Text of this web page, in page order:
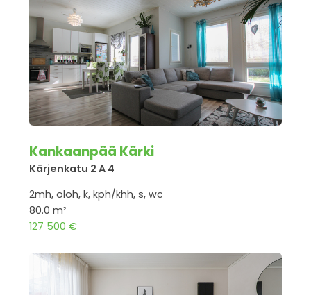
Kankaanpää Kärki
Kärjenkatu 2 A 4
2mh, oloh, k, kph/khh, s, wc
80.0 m²
127 500 €